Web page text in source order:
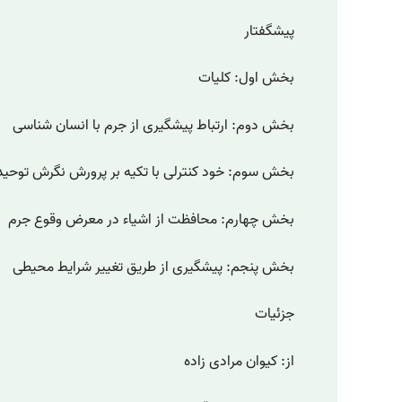
پیشگفتار
بخش اول: کلیات
بخش دوم: ارتباط پیشگیری از جرم با انسان شناسی
بخش سوم: خود کنترلی با تکیه بر پرورش نگرش
بخش چهارم: محافظت از اشیاء در معرض وقوع جرم
بخش پنجم: پیشگیری از طریق تغییر شرایط محیطی
جزئیات
از: کیوان مرادی زاده